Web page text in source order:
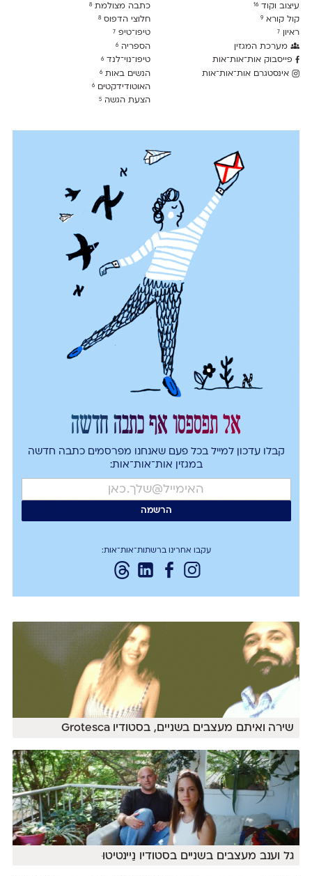
עיצוב וקוד 16
קול קורא 9
ראיון 7
מערכת המגזין
פייסבוק אות־אות־אות
אינסטגרם אות־אות־אות
כתבה מצולמת8
חלוצי הדפוס8
טיפו־טיפ7
הספריה6
טיפו־נוי־לנד6
הנשים באות6
האוטודידקטים6
הצעת הגשה5
אל תפספסו אף כתבה חדשה
קבלו עדכון למייל בכל פעם שאנחנו מפרסמים כתבה חדשה
במגזין אות־אות־אות:
עקבו אחרינו ברשתות־אות־אות:
שירה ואיתם מעצבים בשניים, בסטודיו Grotesca
גל וענב מעצבים בשניים בסטודיו נַיינטיטוּ